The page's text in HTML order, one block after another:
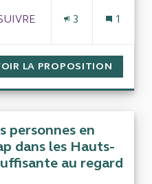
ABONNÉS 3 1
LA PROPOSITION
personnes en
dans les Hauts-
au regard